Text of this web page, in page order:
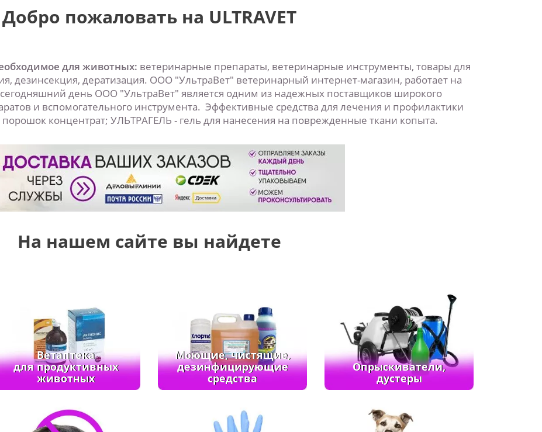
Добро пожаловать на ULTRAVET
для животных: ветеринарные препараты, ветеринарные инструменты, товары для
дезинсекция, дератизация. ООО "УльтраВет" ветеринарный интернет-магазин, работает на
день ООО "УльтраВет" является одним из надежных поставщиков широкого
и вспомогательного инструмента. Эффективные средства для лечения и профилактики
концентрат; УЛЬТРАГЕЛЬ - гель для нанесения на поврежденные ткани копыта.
На нашем сайте вы найдете
Ветаптека
для продуктивных
животных
Моющие, чистящие,
дезинфицирующие
средства
Опрыскиватели,
дустеры